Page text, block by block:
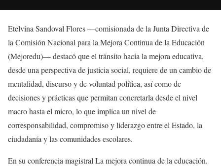
Etelvina Sandoval Flores —comisionada de la Junta Directiva de
la Comisión Nacional para la Mejora Continua de la Educación
(Mejoredu)— destacó que el tránsito hacia la mejora educativa,
desde una perspectiva de justicia social, requiere de un cambio de
mentalidad, discurso y de voluntad política, así como de
decisiones y prácticas que permitan concretarla desde el nivel
macro hasta el micro, lo que implica un nivel de
corresponsabilidad, compromiso y liderazgo entre el Estado, la
ciudadanía y las comunidades escolares.
En su conferencia magistral La mejora continua de la educación.